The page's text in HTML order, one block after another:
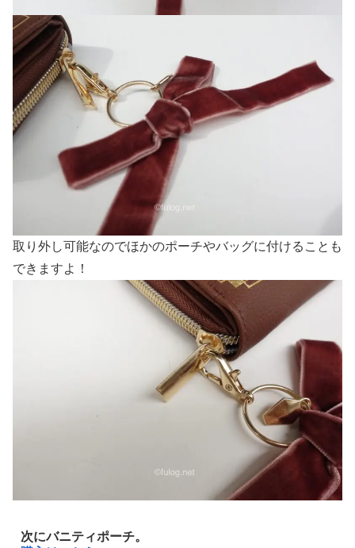
取り外し可能なのでほかのポーチやバッグに付けることも
できますよ！
次にバニティポーチ。